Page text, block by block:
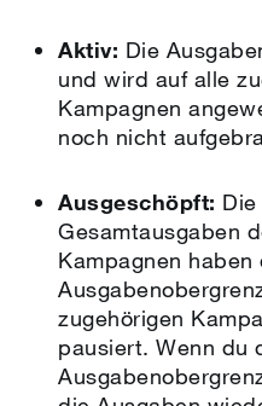
Aktiv: Die
und wird auf alle
Kampagnen
noch nicht
Ausgeschöpft:
Gesamtausgaben
Kampagnen haben
zugehörigen
pausiert. Wenn du